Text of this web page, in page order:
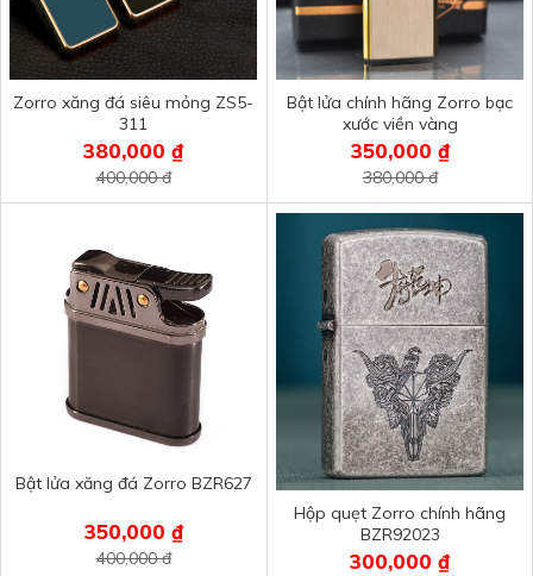
Zorro xăng đá siêu mỏng ZS5-
311
380,000 ₫
400,000 đ
Bật lửa chính hãng Zorro bạc
xước viền vàng
350,000 ₫
380,000 đ
Bật lửa xăng đá Zorro BZR627
350,000 ₫
400,000 đ
Hộp quẹt Zorro chính hãng
BZR92023
300,000 ₫